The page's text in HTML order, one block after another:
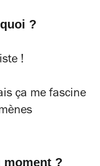
?
!
ça me fascine
moment ?